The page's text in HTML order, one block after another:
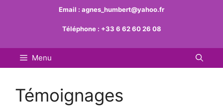
Email : agnes_humbert@yahoo.fr
Téléphone : +33 6 62 60 26 08
Menu
Témoignages